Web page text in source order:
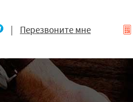
| Перезвоните мне